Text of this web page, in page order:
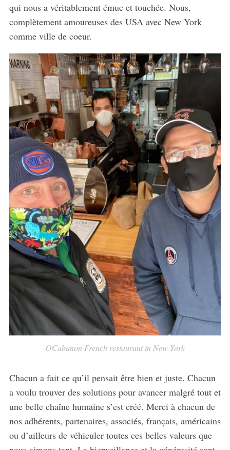
qui nous a véritablement émue et touchée. Nous,
complètement amoureuses des USA avec New York
comme ville de coeur.
OCabanon French restaurant in New York
Chacun a fait ce qu’il pensait être bien et juste. Chacun
a voulu trouver des solutions pour avancer malgré tout et
une belle chaîne humaine s’est créé. Merci à chacun de
nos adhérents, partenaires, associés, français, américains
ou d’ailleurs de véhiculer toutes ces belles valeurs que